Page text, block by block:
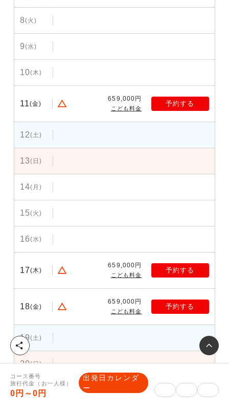
8(火)
9(水)
10(木)
11(金)
659,000円
こども料金
予約する
12(土)
13(日)
14(月)
15(火)
16(水)
17(木)
659,000円
こども料金
予約する
18(金)
659,000円
こども料金
予約する
19(土)
20(日)
21 (月)
コース番号
旅行代金（お一人様）
0円～0円
出発日カレンダ
ー
シ
ェ
ア